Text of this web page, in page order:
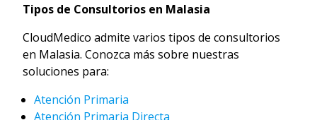
Tipos de Consultorios en Malasia
CloudMedico admite varios tipos de consultorios
en Malasia. Conozca más sobre nuestras
soluciones para:
Atención Primaria
Atención Primaria Directa